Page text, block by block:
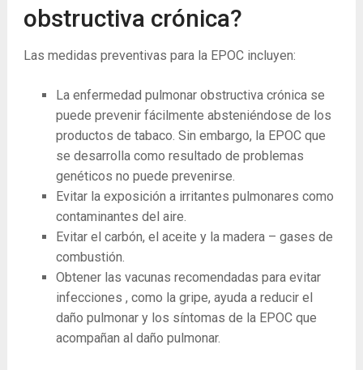
obstructiva crónica?
Las medidas preventivas para la EPOC incluyen:
La enfermedad pulmonar obstructiva crónica se
puede prevenir fácilmente absteniéndose de los
productos de tabaco. Sin embargo, la EPOC que
se desarrolla como resultado de problemas
genéticos no puede prevenirse.
Evitar la exposición a irritantes pulmonares como
contaminantes del aire.
Evitar el carbón, el aceite y la madera – gases de
combustión.
Obtener las vacunas recomendadas para evitar
infecciones , como la gripe, ayuda a reducir el
daño pulmonar y los síntomas de la EPOC que
acompañan al daño pulmonar.